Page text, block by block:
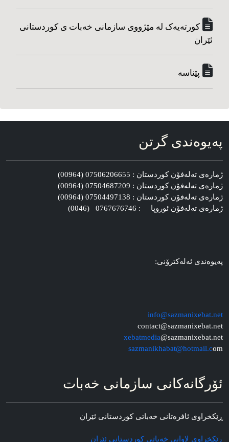
کورته‌یه‌ک له مێژووی سازمانی خه‌بات ی کوردستانی
ئێران
پێناسه‌
په‌یوه‌ندی گرتن
ژماره‌ی ته‌له‌فۆن کوردستان : 07506206655 (00964)
ژماره‌ی ته‌له‌فۆن کوردستان : 07504687209 (00964)
ژماره‌ی ته‌له‌فۆن کوردستان : 07504497138 (00964)
ژماره‌ی ته‌له‌فۆن ئوروپا : 0767676746 (0046)
په‌یوه‌ندی ئه‌له‌کترۆنی:
info@sazmanixebat.net
contact@sazmanixebat.net
xebatmedia@sazmanixebat.net
sazmanikhabat@hotmail.com
ئۆرگانه‌کانی سازمانی خه‌بات
ڕێکخراوی ئافره‌تانی خه‌باتی کوردستانی ئێران
ڕێکخراوی لاوانی خه‌باتی کوردستانی ئێران